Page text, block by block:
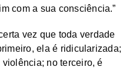
com a sua consciência.”
vez que toda verdade
ela é ridicularizada;
no terceiro, é